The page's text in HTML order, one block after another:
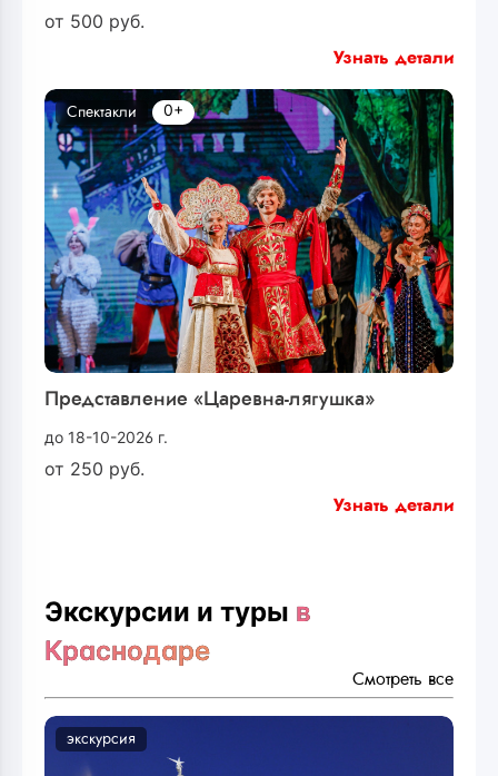
от 500 руб.
Узнать детали
Представление «Царевна-лягушка»
до 18-10-2026 г.
от 250 руб.
Спектакли 0+
Узнать детали
Экскурсии и туры в
Краснодаре
Смотреть все
экскурсия